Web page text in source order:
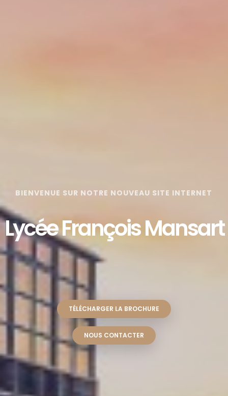
BIENVENUE SUR NOTRE NOUVEAU SITE INTERNET
Lycée François Mansart
TÉLÉCHARGER LA BROCHURE
NOUS CONTACTER